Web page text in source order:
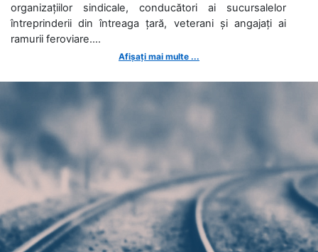
organizațiilor sindicale, conducători ai sucursalelor
întreprinderii din întreaga țară, veterani și angajați ai
ramurii feroviare....
Afișați mai multe ...